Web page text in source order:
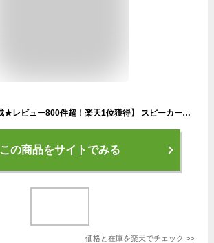
【選ばれて49冠達成★レビュー800件超！楽天1位獲得】 スピーカー bluetooth 高音質 ブルートゥース おしゃれ かわいい スタイリッシュ ポータブル ワイヤレス 小型 コンパクト 木製 ウッド インテリア 大音量 高音質 10W 重低音 スマホ 【W5】
この商品をサイトでみる
価格と在庫を楽天でチェック >>